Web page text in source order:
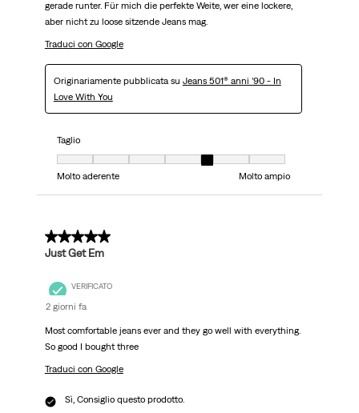
gerade runter. Für mich die perfekte Weite, wer eine lockere,
aber nicht zu loose sitzende Jeans mag.
Traduci con Google
Originariamente pubblicata su Jeans 501® anni ’90 - In
Love With You
Taglio
Taglio, 5 su 7, dove 1 è uguale a Molto aderente e 7 è uguale a Molto
Molto aderente
Molto ampio
5 su 5 stelle.
Just Get Em
VERIFICATO
2 giorni fa
Most comfortable jeans ever and they go well with everything.
So good I bought three
Traduci con Google
Sì, Consiglio questo prodotto.